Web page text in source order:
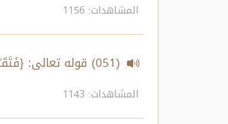
المشاهدات: 1156
(051) قوله تعالى: {فَتَقَبَّلَهَا رَبُّهَا بِقَبُولٍ حَسَنٍ..} الآية
المشاهدات: 1143